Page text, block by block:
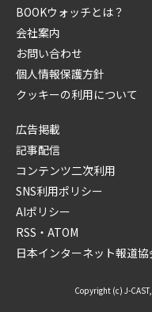
BOOKウォッチとは？
会社案内
お問い合わせ
個人情報保護方針
クッキーの利用について
広告掲載
記事配信
コンテンツ二次利用
SNS利用ポリシー
AIポリシー
RSS・ATOM
日本インターネット報道協
Copyright (c) J-